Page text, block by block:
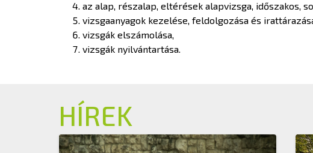
az alap, részalap, eltérések alapvizsga, időszakos,
vizsgaanyagok kezelése, feldolgozása és
vizsgák elszámolása,
vizsgák nyilvántartása.
HÍREK